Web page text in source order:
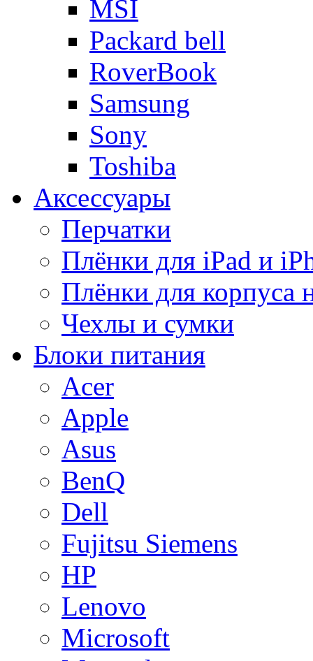
MSI
Packard bell
RoverBook
Samsung
Sony
Toshiba
Аксессуары
Перчатки
Плёнки для iPad и
Плёнки для корпуса
Чехлы и сумки
Блоки питания
Acer
Apple
Asus
BenQ
Dell
Fujitsu Siemens
HP
Lenovo
Microsoft